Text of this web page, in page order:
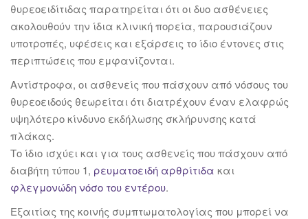
θυρεοειδίτιδας παρατηρείται ότι οι δυο ασθένειες
ακολουθούν την ίδια κλινική πορεία, παρουσιάζουν
υποτροπές, υφέσεις και εξάρσεις το ίδιο έντονες στις
περιπτώσεις που εμφανίζονται.
Αντίστροφα, οι ασθενείς που πάσχουν από νόσους του
θυρεοειδούς θεωρείται ότι διατρέχουν έναν ελαφρώς
υψηλότερο κίνδυνο εκδήλωσης σκλήρυνσης κατά
πλάκας.
Το ίδιο ισχύει και για τους ασθενείς που πάσχουν από
διαβήτη τύπου 1, ρευματοειδή αρθρίτιδα και
φλεγμονώδη νόσο του εντέρου.
Εξαιτίας της κοινής συμπτωματολογίας που μπορεί να